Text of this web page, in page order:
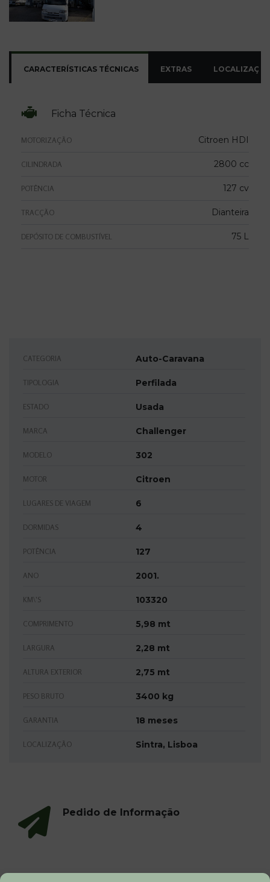
CARACTERÍSTICAS TÉCNICAS EXTRAS
Ficha Técnica
MOTORIZAÇÃO Citroen HDI
CILINDRADA 2800 cc
POTÊNCIA 127 cv
TRACÇÃO Dianteira
DEPÓSITO DE COMBUSTÍVEL 75 L
CATEGORIA Auto-Caravana
TIPOLOGIA Perfilada
ESTADO Usada
MARCA Challenger
MODELO 302
MOTOR Citroen
LUGARES DE VIAGEM 6
DORMIDAS 4
POTÊNCIA 127
ANO 2001.
KM\'S 103320
COMPRIMENTO 5,98 mt
LARGURA 2,28 mt
ALTURA EXTERIOR 2,75 mt
PESO BRUTO 3400 kg
GARANTIA 18 meses
LOCALIZAÇÃO Sintra, Lisboa
Pedido de Informação